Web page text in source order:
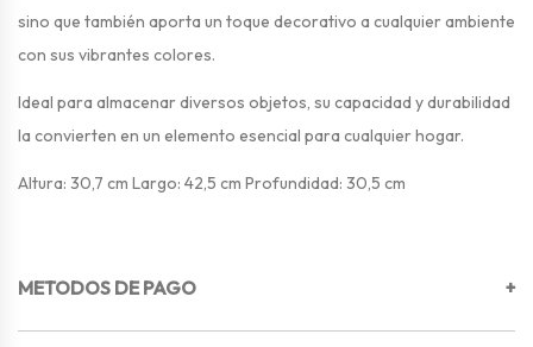
sino que también aporta un toque decorativo a cualquier ambiente
con sus vibrantes colores.
Ideal para almacenar diversos objetos, su capacidad y durabilidad
la convierten en un elemento esencial para cualquier hogar.
Altura: 30,7 cm Largo: 42,5 cm Profundidad: 30,5 cm
METODOS DE PAGO +